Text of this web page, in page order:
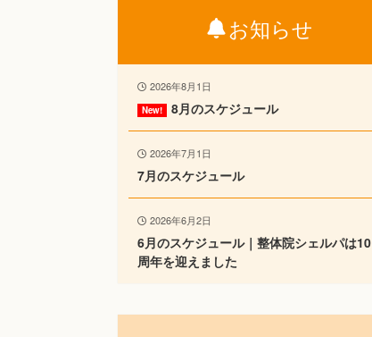
お知らせ
2026年8月1日
8月のスケジュール
2026年7月1日
7月のスケジュール
2026年6月2日
6月のスケジュール｜整体院シェルパは10
周年を迎えました